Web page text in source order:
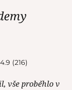
(216)
vše proběhlo v